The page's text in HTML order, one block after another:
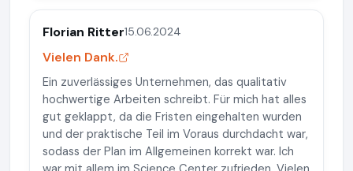
Florian Ritter15.06.2024
Vielen Dank.
Ein zuverlässiges Unternehmen, das qualitativ
hochwertige Arbeiten schreibt. Für mich hat alles
gut geklappt, da die Fristen eingehalten wurden
und der praktische Teil im Voraus durchdacht war,
sodass der Plan im Allgemeinen korrekt war. Ich